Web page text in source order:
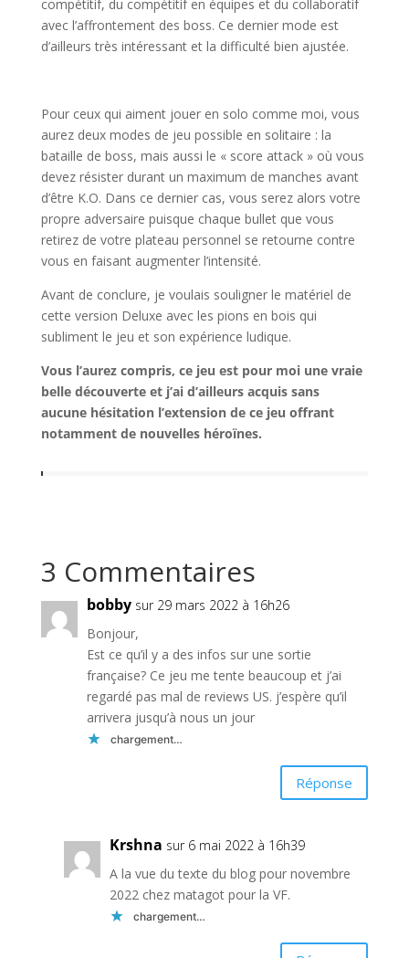
compétitif, du compétitif en équipes et du collaboratif
avec l’affrontement des boss. Ce dernier mode est
d’ailleurs très intéressant et la difficulté bien ajustée.
Pour ceux qui aiment jouer en solo comme moi, vous
aurez deux modes de jeu possible en solitaire : la
bataille de boss, mais aussi le « score attack » où vous
devez résister durant un maximum de manches avant
d’être K.O. Dans ce dernier cas, vous serez alors votre
propre adversaire puisque chaque bullet que vous
retirez de votre plateau personnel se retourne contre
vous en faisant augmenter l’intensité.
Avant de conclure, je voulais souligner le matériel de
cette version Deluxe avec les pions en bois qui
subliment le jeu et son expérience ludique.
Vous l’aurez compris, ce jeu est pour moi une vraie
belle découverte et j’ai d’ailleurs acquis sans
aucune hésitation l’extension de ce jeu offrant
notamment de nouvelles héroïnes.
3 Commentaires
bobby sur 29 mars 2022 à 16h26
Bonjour,
Est ce qu’il y a des infos sur une sortie
française? Ce jeu me tente beaucoup et j’ai
regardé pas mal de reviews US. j’espère qu’il
arrivera jusqu’à nous un jour
chargement…
Réponse
Krshna sur 6 mai 2022 à 16h39
A la vue du texte du blog pour novembre
2022 chez matagot pour la VF.
chargement…